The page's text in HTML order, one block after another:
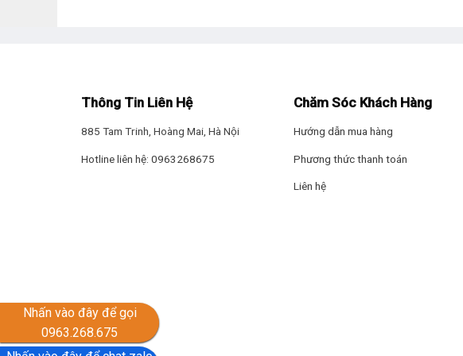
– Sử dụnggas R600abảo vệ môi trường, cho tốc độ làm lạnh nhanh, sâu
–Dàn lạnh bằng nhômtruyền nhiệt tốt, chống rỉ sét, cho hiệu suất làm
Nhấn vào đây để gọi
0963.268.675
Thông Tin Liên Hệ
885 Tam Trinh, Hoàng Mai, Hà Nội
Hotline liên hệ: 0963268675
Chăm Sóc Khách Hàng
Hướng dẫn mua hàng
Phương thức thanh toán
Liên hệ